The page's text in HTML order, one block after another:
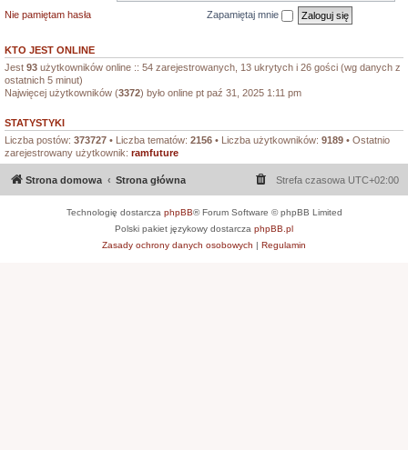
Nie pamiętam hasła
Zapamiętaj mnie
KTO JEST ONLINE
Jest 93 użytkowników online :: 54 zarejestrowanych, 13 ukrytych i 26 gości (wg danych z
ostatnich 5 minut)
Najwięcej użytkowników (3372) było online pt paź 31, 2025 1:11 pm
STATYSTYKI
Liczba postów: 373727 • Liczba tematów: 2156 • Liczba użytkowników: 9189 • Ostatnio
zarejestrowany użytkownik: ramfuture
Strona domowa Strona główna Strefa czasowa UTC+02:00
Technologię dostarcza phpBB® Forum Software © phpBB Limited
Polski pakiet językowy dostarcza phpBB.pl
Zasady ochrony danych osobowych | Regulamin